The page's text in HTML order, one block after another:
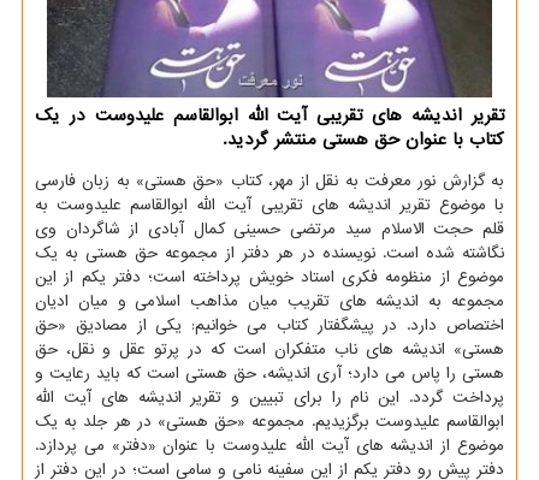
تقریر اندیشه های تقریبی آیت الله ابوالقاسم علیدوست در یك
كتاب با عنوان حق هستی منتشر گردید.
به گزارش نور معرفت به نقل از مهر، کتاب «حق هستی» به زبان فارسی
با موضوع تقریر اندیشه های تقریبی آیت الله ابوالقاسم علیدوست به
قلم حجت الاسلام سید مرتضی حسینی کمال آبادی از شاگردان وی
نگاشته شده است. نویسنده در هر دفتر از مجموعه حق هستی به یک
موضوع از منظومه فکری استاد خویش پرداخته است؛ دفتر یکم از این
مجموعه به اندیشه های تقریب میان مذاهب اسلامی و میان ادیان
اختصاص دارد. در پیشگفتار کتاب می خوانیم: یکی از مصادیق «حق
هستی» اندیشه های ناب متفکران است که در پرتو عقل و نقل، حق
هستی را پاس می دارد؛ آری اندیشه، حق هستی است که باید رعایت و
پرداخت گردد. این نام را برای تبیین و تقریر اندیشه های آیت اللّه
ابوالقاسم علیدوست برگزیدیم. مجموعه «حق هستی» در هر جلد به یک
موضوع از اندیشه های آیت الله علیدوست با عنوان «دفتر» می پردازد.
دفتر پیش رو دفتر یکم از این سفینه نامی و سامی است؛ در این دفتر از